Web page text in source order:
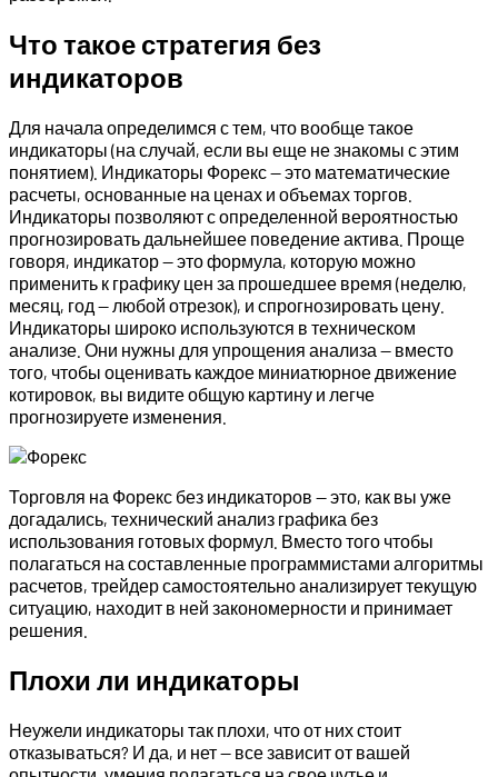
Что такое стратегия без
индикаторов
Для начала определимся с тем, что вообще такое
индикаторы (на случай, если вы еще не знакомы с этим
понятием). Индикаторы Форекс — это математические
расчеты, основанные на ценах и объемах торгов.
Индикаторы позволяют с определенной вероятностью
прогнозировать дальнейшее поведение актива. Проще
говоря, индикатор — это формула, которую можно
применить к графику цен за прошедшее время (неделю,
месяц, год — любой отрезок), и спрогнозировать цену.
Индикаторы широко используются в техническом
анализе. Они нужны для упрощения анализа — вместо
того, чтобы оценивать каждое миниатюрное движение
котировок, вы видите общую картину и легче
прогнозируете изменения.
Торговля на Форекс без индикаторов — это, как вы уже
догадались, технический анализ графика без
использования готовых формул. Вместо того чтобы
полагаться на составленные программистами алгоритмы
расчетов, трейдер самостоятельно анализирует текущую
ситуацию, находит в ней закономерности и принимает
решения.
Плохи ли индикаторы
Неужели индикаторы так плохи, что от них стоит
отказываться? И да, и нет — все зависит от вашей